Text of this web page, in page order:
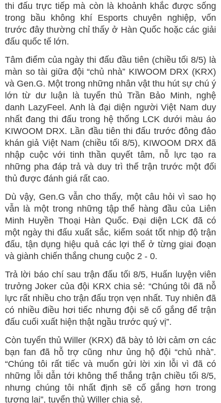
thi đấu trực tiếp mà còn là khoảnh khắc được sống
trong bầu không khí Esports chuyên nghiệp, vốn
trước đây thường chỉ thấy ở Hàn Quốc hoặc các giải
đấu quốc tế lớn.
Tâm điểm của ngày thi đấu đầu tiên (chiều tối 8/5) là
màn so tài giữa đội “chủ nhà” KIWOOM DRX (KRX)
và Gen.G. Một trong những nhân vật thu hút sự chú ý
lớn từ dư luận là tuyển thủ Trần Bảo Minh, nghệ
danh LazyFeel. Anh là đại diện người Việt Nam duy
nhất đang thi đấu trong hệ thống LCK dưới màu áo
KIWOOM DRX. Lần đầu tiên thi đấu trước đông đảo
khán giả Việt Nam (chiều tối 8/5), KIWOOM DRX đã
nhập cuộc với tinh thần quyết tâm, nỗ lực tạo ra
những pha đáp trả và duy trì thế trận trước một đối
thủ được đánh giá rất cao.
Dù vậy, Gen.G vẫn cho thấy, một câu hỏi vì sao họ
vẫn là một trong những tập thể hàng đầu của Liên
Minh Huyền Thoại Hàn Quốc. Đại diện LCK đã có
một ngày thi đấu xuất sắc, kiểm soát tốt nhịp độ trận
đấu, tận dụng hiệu quả các lợi thế ở từng giai đoạn
và giành chiến thắng chung cuộc 2 - 0.
Trả lời báo chí sau trận đấu tối 8/5, Huấn luyện viên
trưởng Joker của đội KRX chia sẻ: “Chúng tôi đã nỗ
lực rất nhiều cho trận đấu trọn vẹn nhất. Tuy nhiên đã
có nhiều điều hơi tiếc nhưng đội sẽ cố gắng để trận
đấu cuối xuất hiện thật ngầu trước quý vị”.
Còn tuyển thủ Willer (KRX) đã bày tỏ lời cảm ơn các
bạn fan đã hỗ trợ cũng như ủng hộ đội “chủ nhà”.
“Chúng tôi rất tiếc và muốn gửi lời xin lỗi vì đã có
những lỗi dẫn tới không thể thắng trận chiều tối 8/5,
nhưng chúng tôi nhất định sẽ cố gắng hơn trong
tương lai”, tuyển thủ Willer chia sẻ.